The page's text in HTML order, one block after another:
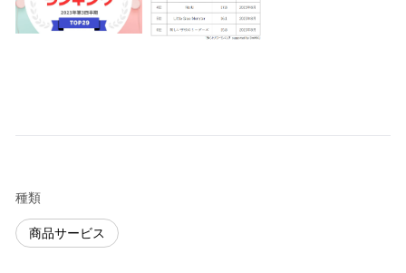
種類
商品サービス